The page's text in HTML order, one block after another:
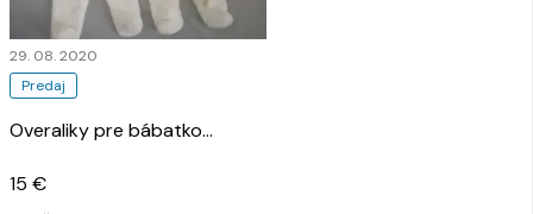
Predaj
29. 08. 2020
Overaliky pre bábatko…
15 €